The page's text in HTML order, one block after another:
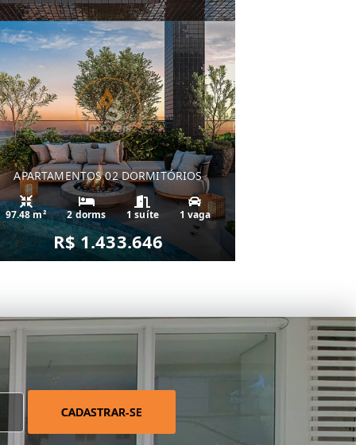
APARTAMENTOS 02 DORMITÓRIOS
97.48 m² 2 dorms 1 suíte 1 vaga
R$ 1.433.646
CADASTRAR-SE